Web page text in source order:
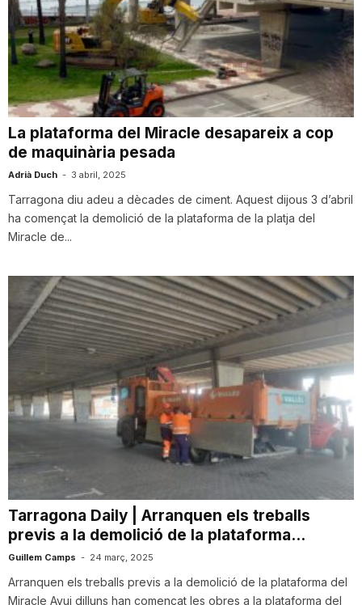
C
u
t
a
t
d
r
r
La plataforma del Miracle desapareix a cop
de maquinària pesada
Adrià Duch - 3 abril, 2025
Tarragona diu adeu a dècades de ciment. Aquest dijous 3 d’abril
ha començat la demolició de la plataforma de la platja del
Miracle de...
Tarragona Daily | Arranquen els treballs
previs a la demolició de la plataforma...
Guillem Camps - 24 març, 2025
Arranquen els treballs previs a la demolició de la plataforma del
Miracle Avui dilluns han començat les obres a la plataforma del